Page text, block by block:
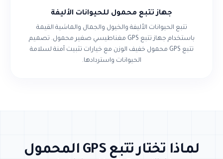
جهاز تتبع محمول للحيوانات الأليفة
تتبع الحيوانات الأليفة والخيول والجمال والماشية القيمة
باستخدام جهاز تتبع GPS مغناطيسي صغير محمول. تصميم
تتبع GPS محمول خفيف الوزن مع خيارات تثبيت آمنة لسلامة
الحيوانات واستردادها.
لماذا تختار تتبع GPS المحمول